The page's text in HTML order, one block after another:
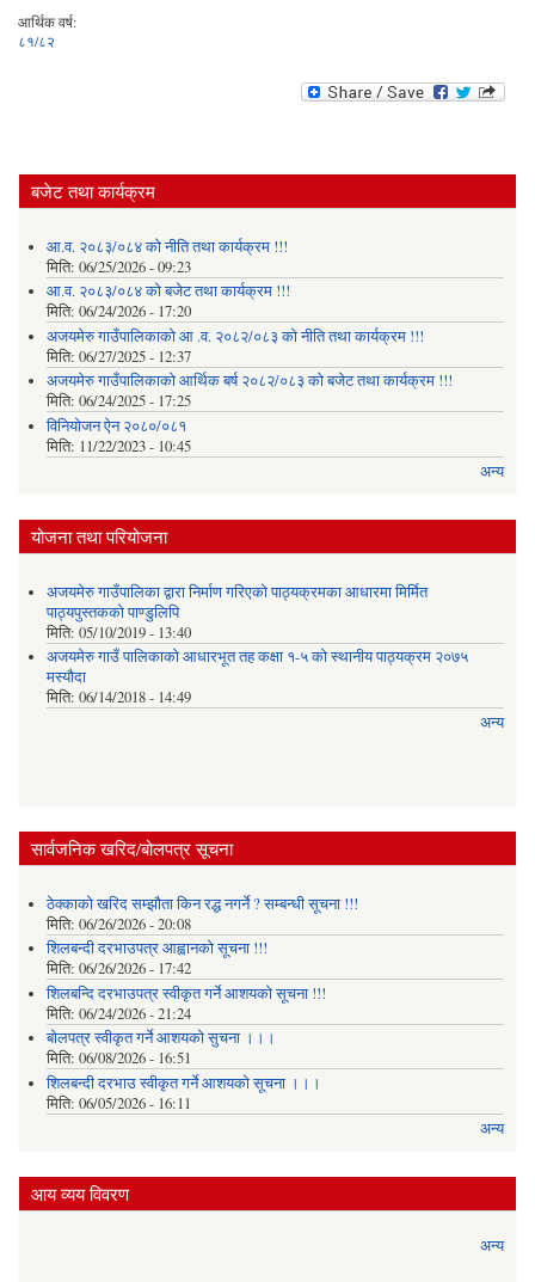
आर्थिक वर्ष:
८१/८२
बजेट तथा कार्यक्रम
आ.व. २०८३/०८४ को नीति तथा कार्यक्रम !!!
मिति: 06/25/2026 - 09:23
आ.व. २०८३/०८४ को बजेट तथा कार्यक्रम !!!
मिति: 06/24/2026 - 17:20
अजयमेरु गाउँपालिकाको आ .व. २०८२/०८३ को नीति तथा कार्यक्रम !!!
मिति: 06/27/2025 - 12:37
अजयमेरु गाउँपालिकाको आर्थिक बर्ष २०८२/०८३ को बजेट तथा कार्यक्रम !!!
मिति: 06/24/2025 - 17:25
विनियोजन ऐन २०८०/०८१
मिति: 11/22/2023 - 10:45
अन्य
योजना तथा परियोजना
अजयमेरु गाउँपालिका द्वारा निर्माण गरिएको पाठ्यक्रमका आधारमा मिर्मित
पाठ्यपुस्तकको पाण्डुलिपि
मिति: 05/10/2019 - 13:40
अजयमेरु गाउँ पालिकाको आधारभूत तह कक्षा १-५ को स्थानीय पाठ्यक्रम २०७५
मस्यौदा
मिति: 06/14/2018 - 14:49
अन्य
सार्वजनिक खरिद/बोलपत्र सूचना
ठेक्काको खरिद सम्झौता किन रद्ध नगर्ने ? सम्बन्धी सूचना !!!
मिति: 06/26/2026 - 20:08
शिलबन्दी दरभाउपत्र आह्वानको सूचना !!!
मिति: 06/26/2026 - 17:42
शिलबन्दि दरभाउपत्र स्वीकृत गर्ने आशयकाे सूचना !!!
मिति: 06/24/2026 - 21:24
बोलपत्र स्वीकृत गर्ने आशयको सुचना ।।।
मिति: 06/08/2026 - 16:51
शिलबन्दी दरभाउ स्वीकृत गर्ने आशयको सूचना ।।।
मिति: 06/05/2026 - 16:11
अन्य
आय व्यय विवरण
अन्य